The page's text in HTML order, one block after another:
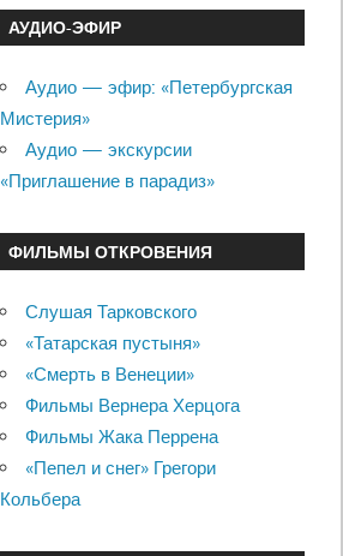
АУДИО-ЭФИР
Аудио — эфир: «Петербургская
Мистерия»
Аудио — экскурсии
«Приглашение в парадиз»
ФИЛЬМЫ ОТКРОВЕНИЯ
Слушая Тарковского
«Татарская пустыня»
«Смерть в Венеции»
Фильмы Вернера Херцога
Фильмы Жака Перрена
«Пепел и снег» Грегори
Кольбера